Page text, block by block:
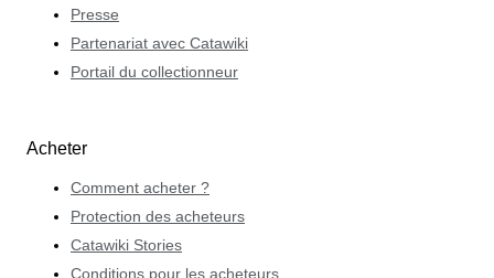
Presse
Partenariat avec Catawiki
Portail du collectionneur
Acheter
Comment acheter ?
Protection des acheteurs
Catawiki Stories
Conditions pour les acheteurs